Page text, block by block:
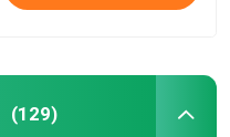
(129)